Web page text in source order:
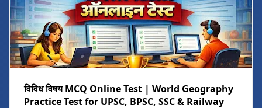
विविध विषय MCQ Online Test | World Geography
Practice Test for UPSC, BPSC, SSC & Railway